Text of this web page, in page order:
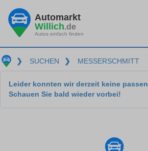
Automarkt
Willich.de
Autos einfach finden
❯ SUCHEN ❯ MESSERSCHMITT
Leider konnten wir derzeit keine
Schauen Sie bald wieder vorbei!